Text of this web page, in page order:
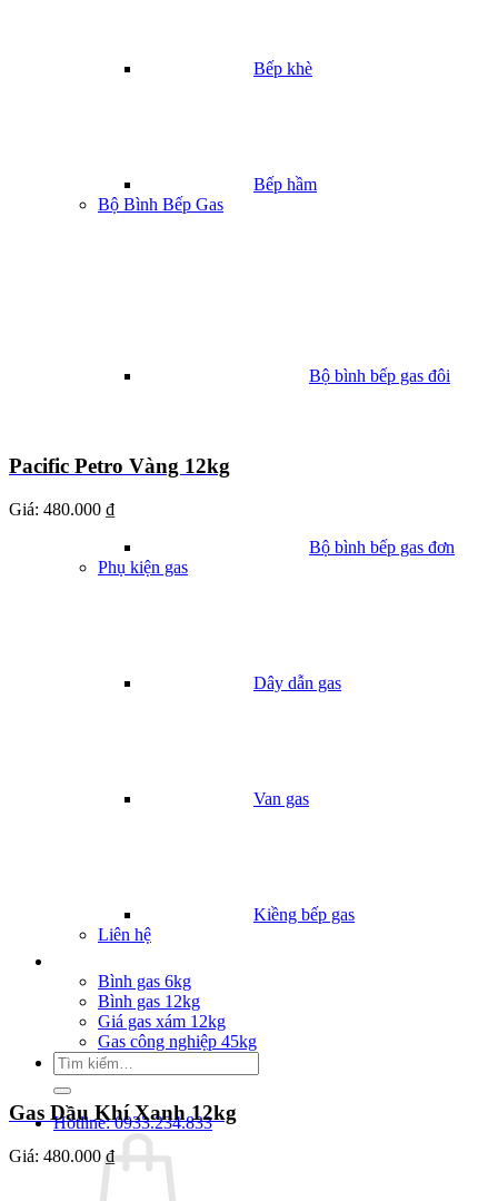
Bếp khè
Bếp hầm
Bộ Bình Bếp Gas
Bộ bình bếp gas đôi
Bộ bình bếp gas đơn
Phụ kiện gas
Dây dẫn gas
Van gas
Kiềng bếp gas
Liên hệ
Bình gas 6kg
Bình gas 12kg
Giá gas xám 12kg
Gas công nghiệp 45kg
Tìm
kiếm:
Hotline: 0933.234.833
Pacific Petro Vàng 12kg
Giá: 480.000 ₫
Gas Dầu Khí Xanh 12kg
Giá: 480.000 ₫